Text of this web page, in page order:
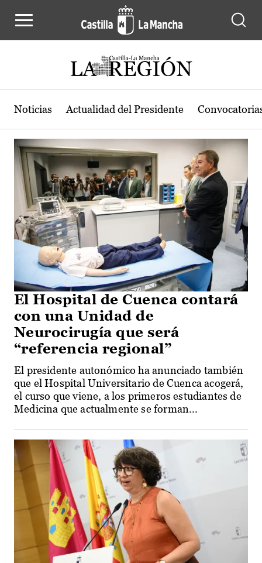
Actualidad de la región de Castilla-
Noticias Actualidad del Presidente
El Hospital de Cuenca contará
con una Unidad de
Neurocirugía que será
“referencia regional”
El presidente autonómico ha anunciado también
que el Hospital Universitario de Cuenca acogerá,
el curso que viene, a los primeros estudiantes de
Medicina que actualmente se forman...